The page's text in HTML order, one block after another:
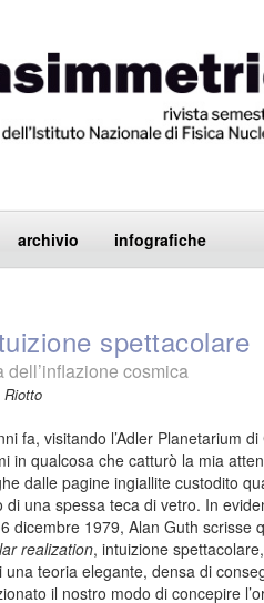
archivio infografiche
spettacolare
dell’inflazione cosmica
Riotto
fa, visitando l’Adler Planetarium
in qualcosa che catturò la mia
dalle pagine ingiallite custodito
di una spessa teca di vetro. In
dicembre 1979, Alan Guth scrisse
realization, intuizione
una teoria elegante, densa di
il nostro modo di concepire